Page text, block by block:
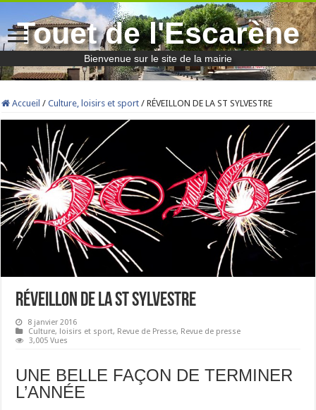
Touet de l'Escarène
Bienvenue sur le site de la mairie
Accueil / Culture, loisirs et sport / RÉVEILLON DE LA ST SYLVESTRE
RÉVEILLON DE LA ST SYLVESTRE
8 janvier 2016
Culture, loisirs et sport, Revue de Presse, Revue de presse
3,005 Vues
UNE BELLE FAÇON DE TERMINER
L’ANNÉE